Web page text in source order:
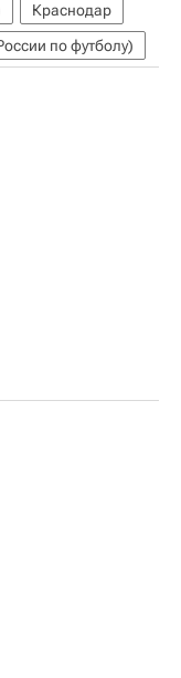
Краснодар
по футболу)